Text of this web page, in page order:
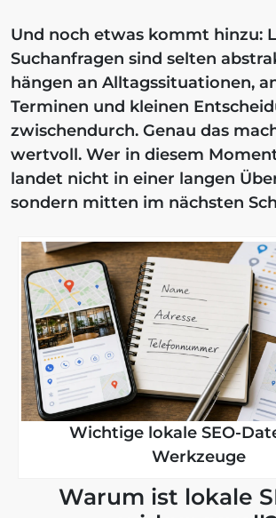
Und noch etwas kommt hinzu:
Suchanfragen sind selten
hängen an Alltagssituationen,
Terminen und kleinen
zwischendurch. Genau das
wertvoll. Wer in diesem
landet nicht in einer langen
sondern mitten im nächsten
Wichtige lokale SEO-
Werkzeuge
Warum ist lokale